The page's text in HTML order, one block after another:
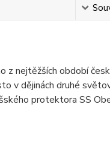
z nejtěžších období
v dějinách druhé
protektora SS